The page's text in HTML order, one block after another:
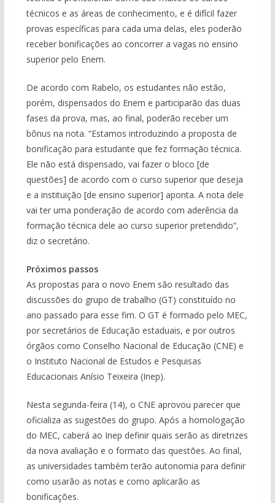
técnicos e as áreas de conhecimento, e é difícil fazer
provas específicas para cada uma delas, eles poderão
receber bonificações ao concorrer a vagas no ensino
superior pelo Enem.
De acordo com Rabelo, os estudantes não estão,
porém, dispensados do Enem e participarão das duas
fases da prova, mas, ao final, poderão receber um
bônus na nota. “Estamos introduzindo a proposta de
bonificação para estudante que fez formação técnica.
Ele não está dispensado, vai fazer o bloco [de
questões] de acordo com o curso superior que deseja
e a instituição [de ensino superior] aponta. A nota dele
vai ter uma ponderação de acordo com aderência da
formação técnica dele ao curso superior pretendido”,
diz o secretário.
Próximos passos
As propostas para o novo Enem são resultado das
discussões do grupo de trabalho (GT) constituído no
ano passado para esse fim. O GT é formado pelo MEC,
por secretários de Educação estaduais, e por outros
órgãos como Conselho Nacional de Educação (CNE) e
o Instituto Nacional de Estudos e Pesquisas
Educacionais Anísio Teixeira (Inep).
Nesta segunda-feira (14), o CNE aprovou parecer que
oficializa as sugestões do grupo. Após a homologação
do MEC, caberá ao Inep definir quais serão as diretrizes
da nova avaliação e o formato das questões. Ao final,
as universidades também terão autonomia para definir
como usarão as notas e como aplicarão as
bonificações.